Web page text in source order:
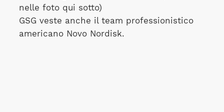
nelle foto qui sotto)
GSG veste anche il team professionistico
americano Novo Nordisk.